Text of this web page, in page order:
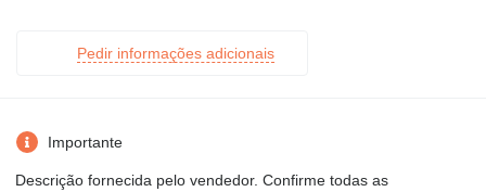
Pedir informações adicionais
Importante
Descrição fornecida pelo vendedor. Confirme todas as